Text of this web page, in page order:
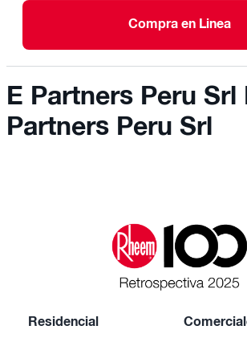
Compra en Linea
E Partners Peru Srl
Partners Peru Srl
Residencial